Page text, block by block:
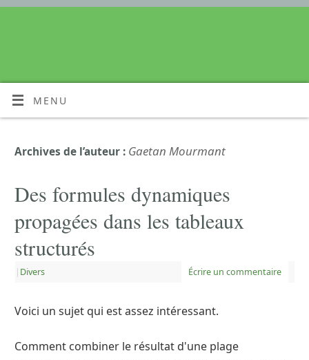
MENU
Archives de l’auteur : Gaetan Mourmant
Des formules dynamiques
propagées dans les tableaux
structurés
| Divers Écrire un commentaire
Voici un sujet qui est assez intéressant.
Comment combiner le résultat d'une plage